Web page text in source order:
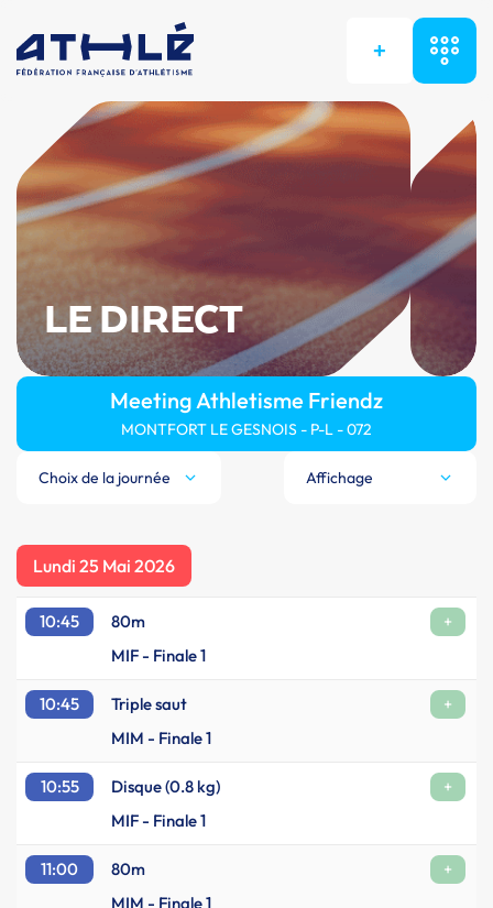
+
LE DIRECT
Meeting Athletisme Friendz
MONTFORT LE GESNOIS - P-L - 072
Choix de la journée Affichage
Lundi 25 Mai 2026
10:45 80m
+
MIF - Finale 1
10:45 Triple saut
+
MIM - Finale 1
10:55 Disque (0.8 kg)
+
MIF - Finale 1
11:00 80m
+
MIM - Finale 1